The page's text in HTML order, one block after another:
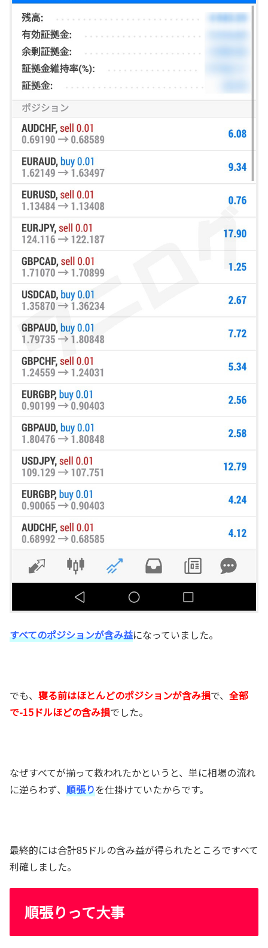
すべてのポジションが含み益になっていました。
でも、 寝る前はほとんどのポジションが含み損で、 全部
で-15ドルほどの含み損でした。
なぜすべてが揃って救われたかというと、単に相場の流れ
に逆らわず、 順張りを仕掛けていたからです。
最終的には合計85ドルの含み益が得られたところですべて
利確しました。
順張りって大事